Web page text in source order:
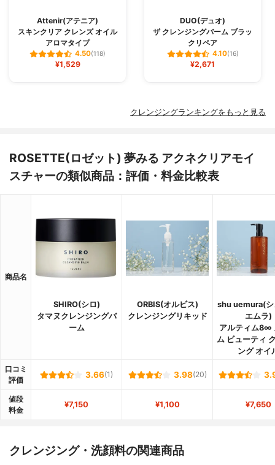
Attenir(アテニア)
スキンクリア クレンズ オイル
アロマタイプ
4.50(118)
¥1,529
DUO(デュオ)
ザ クレンジングバーム ブラッ
クリペア
4.10(16)
¥2,671
クレンジングランキングをもっと見る
ROSETTE(ロゼット) 夢みる アクネクリアモイ
スチャーの類似商品：評価・料金比較表
商品名
SHIRO(シロ)
タマヌクレンジングバ
ーム
ORBIS(オルビス)
クレンジングリキッド
shu uemura(シ
エムラ)
アルティム8∞
ム ビューティ
ング オイ
口コミ
評価
3.66(1) 3.98(20)
値段
料金
¥7,150 ¥1,100 ¥7,650
クレンジング・洗顔料の関連商品